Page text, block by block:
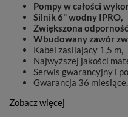
Pompy w całości
Silnik 6" wodny IPRO,
Zwiększona
Wbudowany zawór
Kabel zasilający 1,5 m,
Najwyższej jakości
Serwis gwarancyjny i
Gwarancja 36 miesiące.
Zobacz więcej